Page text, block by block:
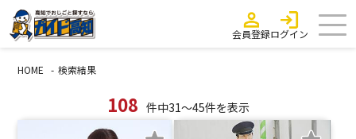
会員登録ログイン
HOME 検索結果
108 件中31～45件を表示